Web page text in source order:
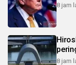
8 jam
8 jam